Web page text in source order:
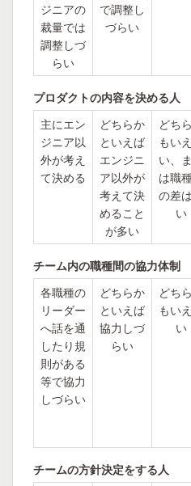
ジニアの
裁量では
調整しづ
らい
で調整し
づらい
プロダクトの内容を決める人
主にエン
ジニア以
外が考え
て決める
どちらか
といえば
エンジニ
ア以外が
考えて決
めること
が多い
どち
もい
い、
は職
の差
い
チーム内の職種間の協力体制
各職種の
リーダー
へ話を通
したり規
則がある
等で協力
しづらい
どちらか
といえば
協力しづ
らい
どち
もい
い
チームの方針決定をする人